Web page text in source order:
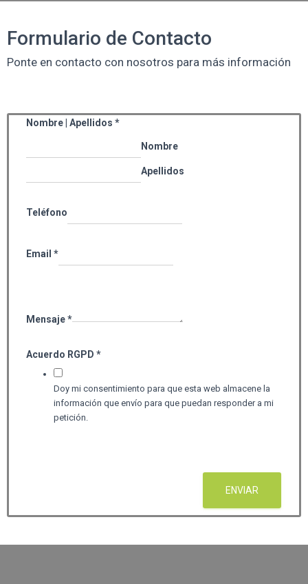
Formulario de Contacto
Ponte en contacto con nosotros para más información
Nombre | Apellidos *
Nombre
Apellidos
Teléfono
Email *
Mensaje*
Acuerdo RGPD *
Doy mi consentimiento para que esta web almacene la
información que envío para que puedan responder a mi
petición.
ENVIAR